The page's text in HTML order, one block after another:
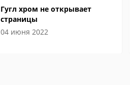
Гугл хром не открывает
страницы
04 июня 2022